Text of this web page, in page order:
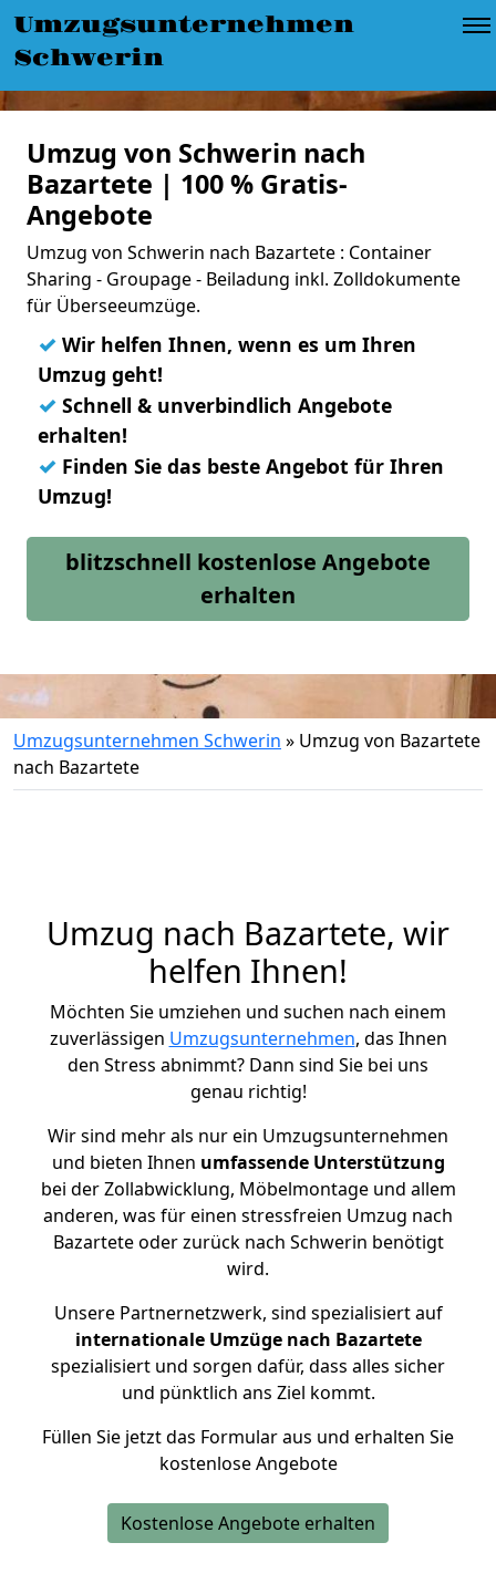
Umzugsunternehmen
Schwerin
Umzug von Schwerin nach
Bazartete | 100 % Gratis-
Angebote
Umzug von Schwerin nach Bazartete : Container
Sharing - Groupage - Beiladung inkl. Zolldokumente
für Überseeumzüge.
✓ Wir helfen Ihnen, wenn es um Ihren
Umzug geht!
✓ Schnell & unverbindlich Angebote
erhalten!
✓ Finden Sie das beste Angebot für Ihren
Umzug!
blitzschnell kostenlose Angebote
erhalten
Umzugsunternehmen Schwerin » Umzug von Bazartete
nach Bazartete
Umzug nach Bazartete, wir
helfen Ihnen!
Möchten Sie umziehen und suchen nach einem
zuverlässigen Umzugsunternehmen, das Ihnen
den Stress abnimmt? Dann sind Sie bei uns
genau richtig!
Wir sind mehr als nur ein Umzugsunternehmen
und bieten Ihnen umfassende Unterstützung
bei der Zollabwicklung, Möbelmontage und allem
anderen, was für einen stressfreien Umzug nach
Bazartete oder zurück nach Schwerin benötigt
wird.
Unsere Partnernetzwerk, sind spezialisiert auf
internationale Umzüge nach Bazartete
spezialisiert und sorgen dafür, dass alles sicher
und pünktlich ans Ziel kommt.
Füllen Sie jetzt das Formular aus und erhalten Sie
kostenlose Angebote
Kostenlose Angebote erhalten